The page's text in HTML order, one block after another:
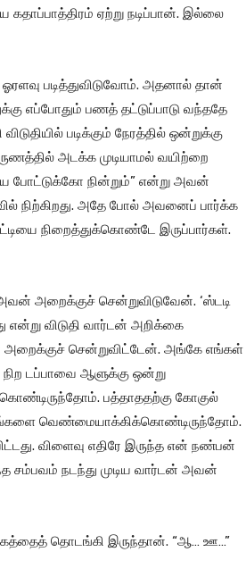
ஏற்று நடிப்பான். இல்லை
ஓரளவு படித்துவிடுவோம். அதனால் தான்
எப்போதும் பணத் தட்டுப்பாடு வந்ததே
படிக்கும் நேரத்தில் ஒன்றுக்கு
அடக்க முடியாமல் வயிற்றை
போட்டுக்கோ நின்றும்” என்று அவன்
நிற்கிறது. அதே போல் அவனைப் பார்க்க
நிறைத்துக்கொண்டே இருப்பார்கள்.
அறைக்குச் சென்றுவிடுவேன். ‘ஸ்டடி
என்று விடுதி வார்டன் அறிக்கை
அறைக்குச் சென்றுவிட்டேன். அங்கே எங்கள்
டப்பாவை ஆளுக்கு ஒன்று
பத்தாததற்கு கோகுல்
வெண்மையாக்கிக்கொண்டிருந்தோம்.
விளைவு எதிரே இருந்த என் நண்பன்
சம்பவம் நடந்து முடிய வார்டன் அவன்
தொடங்கி இருந்தான். “ஆ… ஊ…”